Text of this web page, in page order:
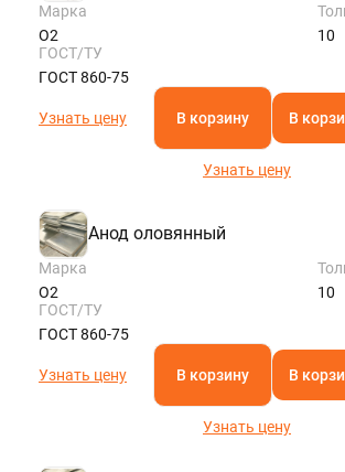
Марка
О2
10
ГОСТ/ТУ
ГОСТ 860-75
Узнать цену В корзину В
Узнать цену
Анод оловянный
Марка
О2
10
ГОСТ/ТУ
ГОСТ 860-75
Узнать цену В корзину В
Узнать цену